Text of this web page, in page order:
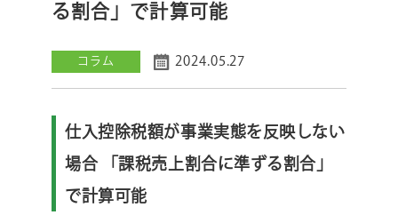
る割合」で計算可能
コラム 2024.05.27
仕入控除税額が事業実態を反映しない
場合 「課税売上割合に準ずる割合」
で計算可能